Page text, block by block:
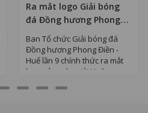
Ra mắt logo Giải bóng
đá Đồng hương Phong
Điền - Huế lần 9 | Hoàng
Thắng Cup 2026
Ban Tổ chức Giải bóng đá
Đồng hương Phong Điền -
Huế lần 9 chính thức ra mắt
logo của mùa giải Hoàng
tượng...